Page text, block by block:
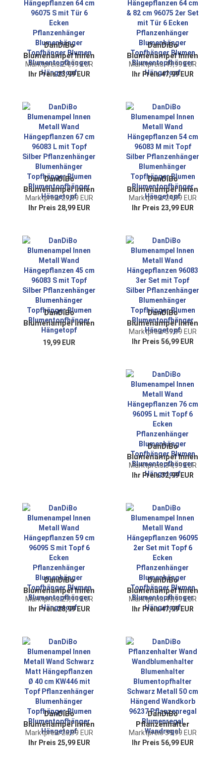
Blumentopfhänger
Hängetopf
Blumentopfhänger
Hängetopf
DanDiBo
Blumenampel Innen
Metall Wand
Hängepflanzen 64
Pflanzenhänger
Blumenhänger
Topfhänger Blumen
Blumentopfhänger
Hängetopf
Marktpreis 24,99 EUR
Ihr Preis 23,99 EUR
DanDiBo
Blumenampel Innen
Metall Wand
Hängepflanzen 64
Ecken
Pflanzenhänger
Blumenhänger
Topfhänger Blumen
Blumentopfhänger
Hängetopf
Marktpreis 49,99 EUR
Ihr Preis 47,99 EUR
DanDiBo
Blumenampel Innen
Metall Wand
Hängepflanzen 67
Pflanzenhänger
Blumenhänger
Topfhänger Blumen
Blumentopfhänger
Hängetopf
Marktpreis 29,99 EUR
Ihr Preis 28,99 EUR
DanDiBo
Blumenampel Innen
Metall Wand
Hängepflanzen 54
Pflanzenhänger
Blumenhänger
Topfhänger Blumen
Blumentopfhänger
Hängetopf
Marktpreis 24,99 EUR
Ihr Preis 23,99 EUR
DanDiBo
Blumenampel Innen
Metall Wand
Hängepflanzen 45
19,99 EUR
DanDiBo
Blumenampel Innen
Metall Wand
Hängepflanzen
Pflanzenhänger
Blumenhänger
Topfhänger Blumen
Blumentopfhänger
Hängetopf
Marktpreis 59,99 EUR
Ihr Preis 56,99 EUR
DanDiBo
Blumenampel Innen
Metall Wand
Hängepflanzen 76
Pflanzenhänger
Blumenhänger
Topfhänger Blumen
Blumentopfhänger
Hängetopf
Marktpreis 34,99 EUR
Ihr Preis 32,99 EUR
DanDiBo
Blumenampel Innen
Metall Wand
Hängepflanzen 59
Pflanzenhänger
Blumenhänger
Topfhänger Blumen
Blumentopfhänger
Hängetopf
Marktpreis 29,99 EUR
Ihr Preis 28,99 EUR
DanDiBo
Blumenampel Innen
Metall Wand
Hängepflanzen
Pflanzenhänger
Blumenhänger
Topfhänger Blumen
Blumentopfhänger
Hängetopf
Marktpreis 49,99 EUR
Ihr Preis 47,99 EUR
DanDiBo
Blumenampel Innen
Metall Wand
Schwarz Matt
Marktpreis 26,99 EUR
Ihr Preis 25,99 EUR
DanDiBo
Pflanzenhalter
Wand
Wandblumenhalter
Marktpreis 59,99 EUR
Ihr Preis 56,99 EUR